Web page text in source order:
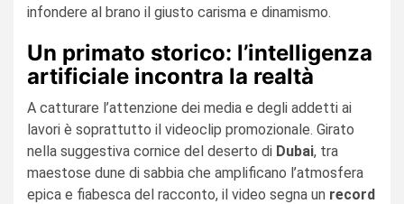
infondere al brano il giusto carisma e dinamismo.
Un primato storico: l’intelligenza
artificiale incontra la realtà
A catturare l’attenzione dei media e degli addetti ai
lavori è soprattutto il videoclip promozionale. Girato
nella suggestiva cornice del deserto di Dubai, tra
maestose dune di sabbia che amplificano l’atmosfera
epica e fiabesca del racconto, il video segna un record